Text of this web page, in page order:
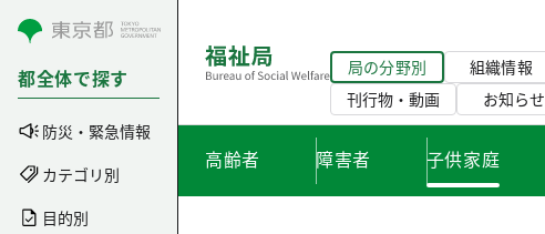
コンテンツにスキップ
都全体で探す
防災・緊急情報
カテゴリ別
目的別
局の分野別 組織情報
刊行物・動画
お知らせ
高齢者 障害者 子供家庭